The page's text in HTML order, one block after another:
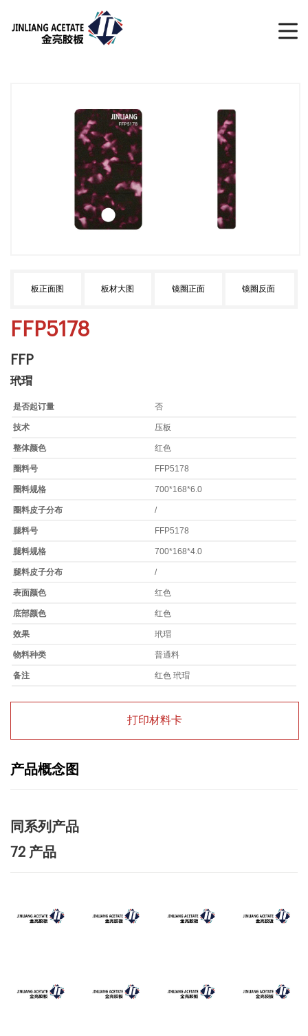
板正面图 板材大图 镜圈正面 镜圈反面
FFP5178
FFP
玳瑁
是否起订量 否
技术 压板
整体颜色 红色
圈料号 FFP5178
圈料规格 700*168*6.0
圈料皮子分布 /
腿料号 FFP5178
腿料规格 700*168*4.0
腿料皮子分布 /
表面颜色 红色
底部颜色 红色
效果 玳瑁
物料种类 普通料
备注 红色 玳瑁
打印材料卡
产品概念图
同系列产品
72 产品